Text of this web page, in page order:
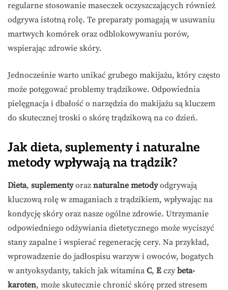
regularne stosowanie maseczek oczyszczających również
odgrywa istotną rolę. Te preparaty pomagają w usuwaniu
martwych komórek oraz odblokowywaniu porów,
wspierając zdrowie skóry.
Jednocześnie warto unikać grubego makijażu, który często
może potęgować problemy trądzikowe. Odpowiednia
pielęgnacja i dbałość o narzędzia do makijażu są kluczem
do skutecznej troski o skórę trądzikową na co dzień.
Jak dieta, suplementy i naturalne
metody wpływają na trądzik?
Dieta, suplementyoraz naturalne metodyodgrywają
kluczową rolę w zmaganiach z trądzikiem, wpływając na
kondycję skóry oraz nasze ogólne zdrowie. Utrzymanie
odpowiedniego odżywiania dietetycznego może wyciszyć
stany zapalne i wspierać regenerację cery. Na przykład,
wprowadzenie do jadłospisu warzyw i owoców, bogatych
w antyoksydanty, takich jak witamina C, E czy beta-
karoten, może skutecznie chronić skórę przed stresem